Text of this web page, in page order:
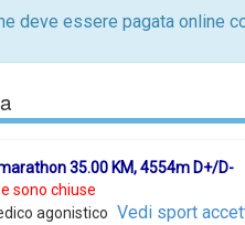
deve essere pagata online
35.00 KM, 4554m D+/D-
sono chiuse
agonistico Vedi sport